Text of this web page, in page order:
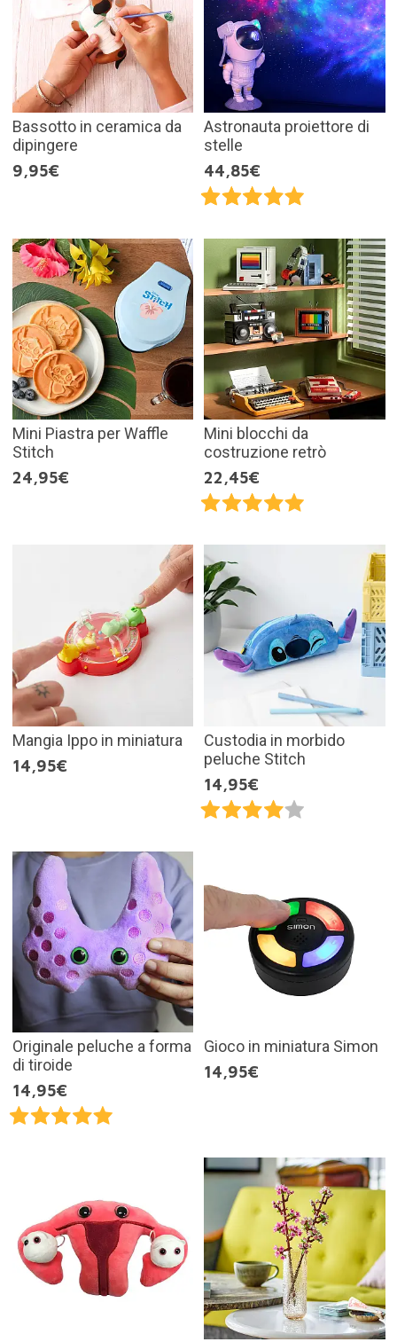
Bassotto in ceramica da
dipingere
9,95€
Astronauta proiettore di
stelle
44,85€
Mini Piastra per Waffle
Stitch
24,95€
Mini blocchi da
costruzione retrò
22,45€
Mangia Ippo in miniatura
14,95€
Custodia in morbido
peluche Stitch
14,95€
Originale peluche a forma
di tiroide
14,95€
Gioco in miniatura Simon
14,95€